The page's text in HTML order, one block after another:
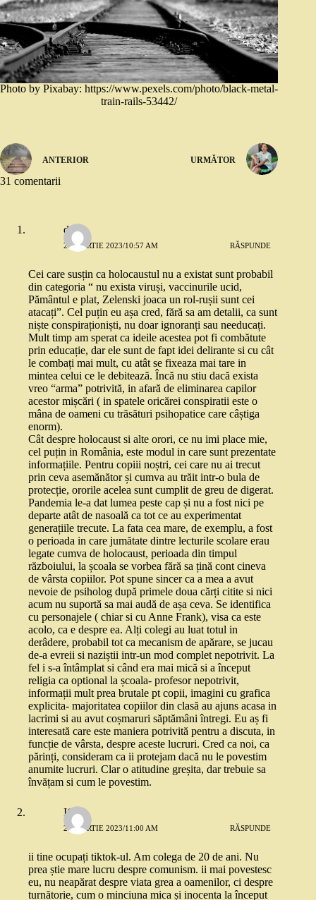
Photo by Pixabay: https://www.pexels.com/photo/black-metal-
train-rails-53442/
ANTERIOR URMĂTOR
31 comentarii
deea
20 MARTIE 2023/10:57 AM RĂSPUNDE
Cei care susțin ca holocaustul nu a existat sunt probabil
din categoria “ nu exista viruși, vaccinurile ucid,
Pământul e plat, Zelenski joaca un rol-rușii sunt cei
atacați”. Cel puțin eu așa cred, fără sa am detalii, ca sunt
niște conspiraționiști, nu doar ignoranți sau needucați.
Mult timp am sperat ca ideile acestea pot fi combătute
prin educație, dar ele sunt de fapt idei delirante si cu cât
le combați mai mult, cu atât se fixeaza mai tare in
mintea celui ce le debitează. Încă nu stiu dacă exista
vreo “arma” potrivită, in afară de eliminarea capilor
acestor mișcări ( in spatele oricărei conspiratii este o
mâna de oameni cu trăsături psihopatice care câștiga
enorm).
Cât despre holocaust si alte orori, ce nu imi place mie,
cel puțin in România, este modul in care sunt prezentate
informațiile. Pentru copiii noștri, cei care nu ai trecut
prin ceva asemănător și cumva au trăit intr-o bula de
protecție, ororile acelea sunt cumplit de greu de digerat.
Pandemia le-a dat lumea peste cap și nu a fost nici pe
departe atât de nasoală ca tot ce au experimentat
generațiile trecute. La fata cea mare, de exemplu, a fost
o perioada in care jumătate dintre lecturile scolare erau
legate cumva de holocaust, perioada din timpul
războiului, la școala se vorbea fără sa țină cont cineva
de vârsta copiilor. Pot spune sincer ca a mea a avut
nevoie de psiholog după primele doua cărți citite si nici
acum nu suportă sa mai audă de așa ceva. Se identifica
cu personajele ( chiar si cu Anne Frank), visa ca este
acolo, ca e despre ea. Alți colegi au luat totul in
derâdere, probabil tot ca mecanism de apărare, se jucau
de-a evreii si naziștii intr-un mod complet nepotrivit. La
fel i s-a întâmplat si când era mai mică si a început
religia ca optional la școala- profesor nepotrivit,
informații mult prea brutale pt copii, imagini cu grafica
explicita- majoritatea copiilor din clasă au ajuns acasa in
lacrimi si au avut coșmaruri săptămâni întregi. Eu aș fi
interesată care este maniera potrivită pentru a discuta, in
funcție de vârsta, despre aceste lucruri. Cred ca noi, ca
părinți, consideram ca ii protejam dacă nu le povestim
anumite lucruri. Clar o atitudine greșita, dar trebuie sa
învățam si cum le povestim.
IQ
20 MARTIE 2023/11:00 AM RĂSPUNDE
ii tine ocupați tiktok-ul. Am colega de 20 de ani. Nu
prea știe mare lucru despre comunism. ii mai povestesc
eu, nu neapărat despre viata grea a oamenilor, ci despre
turnătorie, cum o minciuna mica și inocenta la început